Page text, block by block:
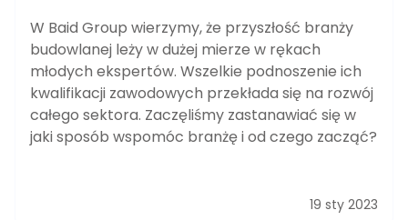
W Baid Group wierzymy, że przyszłość branży
budowlanej leży w dużej mierze w rękach
młodych ekspertów. Wszelkie podnoszenie ich
kwalifikacji zawodowych przekłada się na rozwój
całego sektora. Zaczęliśmy zastanawiać się w
jaki sposób wspomóc branżę i od czego zacząć?
19 sty 2023